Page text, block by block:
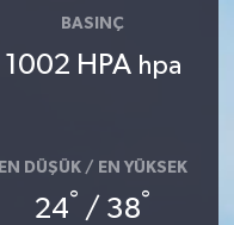
BASINÇ
1002 HPA hpa
EN DÜŞÜK / EN YÜKSEK
24° / 38°